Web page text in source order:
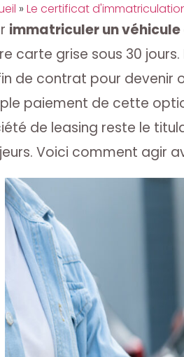
» Le certificat
immatriculer un
carte grise sous 30
de contrat pour devenir
paiement de cette
de leasing reste le
Voici comment agir